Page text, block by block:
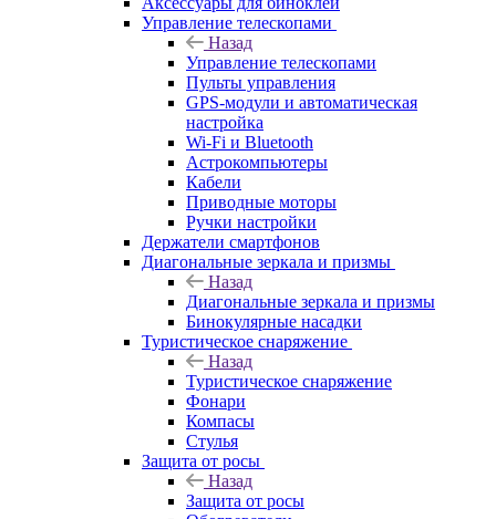
Управление телескопами
Назад
Управление телескопами
Пульты управления
GPS-модули и автоматическая
настройка
Wi-Fi и Bluetooth
Астрокомпьютеры
Кабели
Приводные моторы
Ручки настройки
Держатели смартфонов
Диагональные зеркала и призмы
Назад
Диагональные зеркала и призмы
Бинокулярные насадки
Туристическое снаряжение
Назад
Туристическое снаряжение
Фонари
Компасы
Стулья
Защита от росы
Назад
Защита от росы